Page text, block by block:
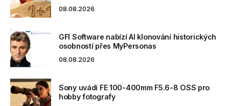
08.08.2026
GFI Software nabízí AI klonování historických
osobností přes MyPersonas
08.08.2026
Sony uvádí FE 100-400mm F5.6-8 OSS pro
hobby fotografy